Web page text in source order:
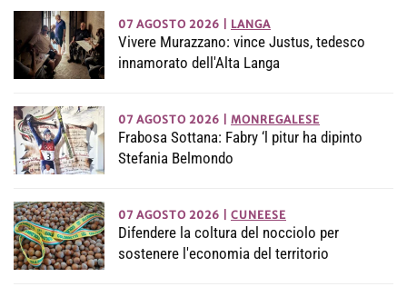
07 AGOSTO 2026 LANGA
Vivere Murazzano: vince Justus, tedesco
innamorato dell'Alta Langa
07 AGOSTO 2026 MONREGALESE
Frabosa Sottana: Fabry ‘l pitur ha dipinto
Stefania Belmondo
07 AGOSTO 2026 CUNEESE
Difendere la coltura del nocciolo per
sostenere l'economia del territorio